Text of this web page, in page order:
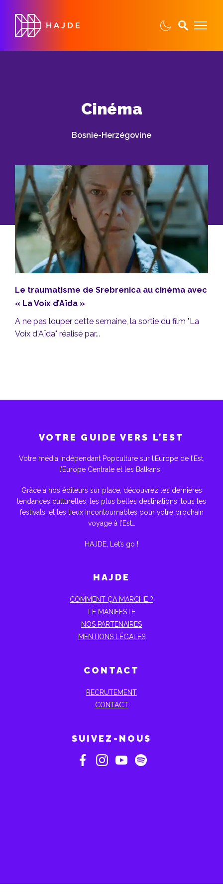
Cinéma
Bosnie-Herzégovine
Le traumatisme de Srebrenica au cinéma avec
« La Voix d’Aïda »
A ne pas louper cette semaine, la sortie du film "La
Voix d'Aïda" réalisé par...
VOTRE GUIDE VERS L’EST
Votre média indépendant Popculture sur l’Europe de l’Est,
l’Europe Centrale et les Balkans !
Grâce à nos éditeurs sur place, découvrez les dernières
tendances culturelles, les plus belles destinations, tous les
festivals, et les lieux incontournables pour votre prochain
voyage à l’Est…
HAJDE, Let’s go !
HAJDE
COMMENT ÇA MARCHE ?
LE MANIFESTE
NOS PARTENAIRES
MENTIONS LÉGALES
CONTACT
RECRUTEMENT
CONTACT
SUIVEZ-NOUS